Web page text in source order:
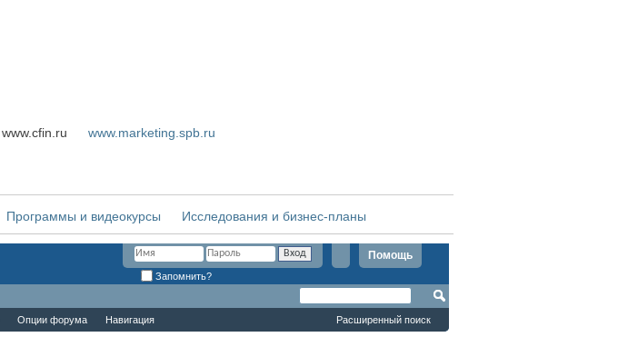
www.cfin.ru www.marketing.spb.ru
Программы и видеокурсы Исследования и бизнес-планы
Помощь
Запомнить?
Опции форума Навигация Расширенный поиск